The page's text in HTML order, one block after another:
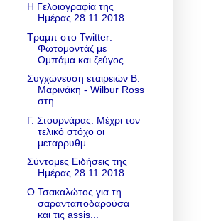
Η Γελοιογραφία της
Ημέρας 28.11.2018
Τραμπ στο Twitter:
Φωτομοντάζ με
Ομπάμα και ζεύγος...
Συγχώνευση εταιρειών Β.
Μαρινάκη - Wilbur Ross
στη...
Γ. Στουρνάρας: Μέχρι τον
τελικό στόχο οι
μεταρρυθμ...
Σύντομες Ειδήσεις της
Ημέρας 28.11.2018
Ο Τσακαλώτος για τη
σαρανταποδαρούσα
και τις assis...